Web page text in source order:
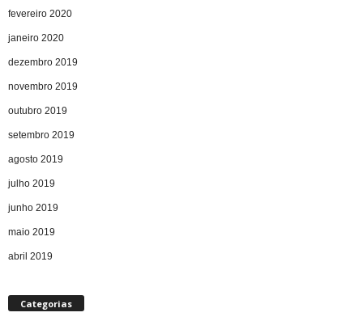
fevereiro 2020
janeiro 2020
dezembro 2019
novembro 2019
outubro 2019
setembro 2019
agosto 2019
julho 2019
junho 2019
maio 2019
abril 2019
Categorias